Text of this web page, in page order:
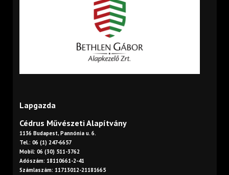
Lapgazda
Cédrus Művészeti Alapítvány
1136 Budapest, Pannónia u. 6.
Tel.: 06 (1) 247-6657
Mobil: 06 (30) 511-3762
Adószám: 18110661-2-41
Számlaszám: 11713012-21181665